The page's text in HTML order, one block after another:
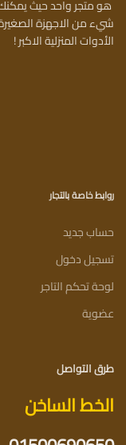
هو متجر واحد حيث
شيء من الاجهزة
الأدوات المنزلية الاكبر !
روابط خاصة بالتجار
حساب جديد
تسجيل دخول
لوحة تحكم التاجر
عضوية
طرق التواصل
الخط الساخن